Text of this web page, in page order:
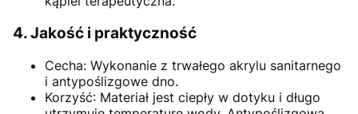
4. Jakość i praktyczność
Cecha: Wykonanie z trwałego akrylu sanitarnego
i antypoślizgowe dno.
Korzyść: Materiał jest ciepły w dotyku i długo